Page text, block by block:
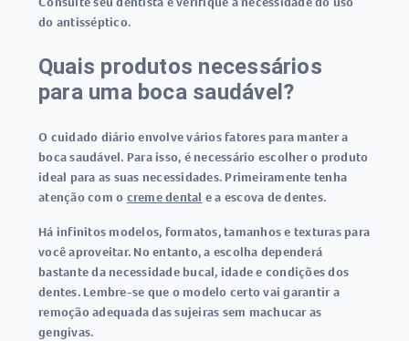
do antisséptico.
Quais produtos necessários
para uma boca saudável?
O cuidado diário envolve vários fatores para manter a
boca saudável. Para isso, é necessário escolher o produto
ideal para as suas necessidades. Primeiramente tenha
atenção com o creme dental e a escova de dentes.
Há infinitos modelos, formatos, tamanhos e texturas para
você aproveitar. No entanto, a escolha dependerá
bastante da necessidade bucal, idade e condições dos
dentes. Lembre-se que o modelo certo vai garantir a
remoção adequada das sujeiras sem machucar as
gengivas.